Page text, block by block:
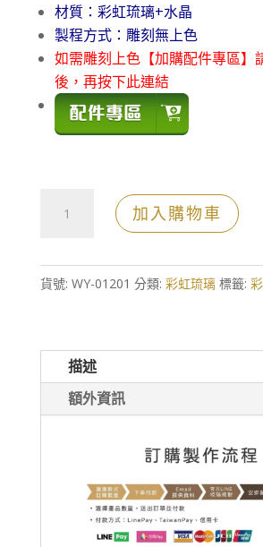
材質：彩虹琉璃+水晶
製程方式：雕刻無上色
如需雕刻上色【加購配件專區】
後，再按下此連結
璃
獎
加入購物車
貨號: WY-01201 分類: 彩虹琉璃 標籤:
描述
額外資訊